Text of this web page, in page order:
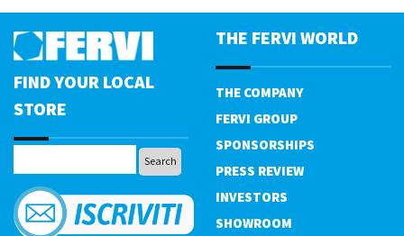
FIND YOUR LOCAL
STORE
THE FERVI WORLD
THE COMPANY
FERVI GROUP
SPONSORSHIPS
PRESS REVIEW
INVESTORS
SHOWROOM